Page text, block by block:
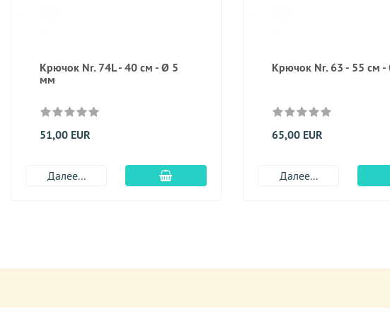
Крючок Nr. 74L - 40 см - Ø 5
мм
51,00 EUR
Далее... Добавить в корзину
Крючок Nr. 63 - 55 см
65,00 EUR
Далее...